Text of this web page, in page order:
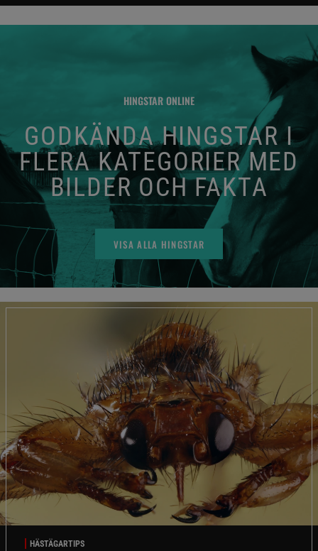
HINGSTAR ONLINE
GODKÄNDA HINGSTAR I
FLERA KATEGORIER MED
BILDER OCH FAKTA
VISA ALLA HINGSTAR
HÄSTÄGARTIPS